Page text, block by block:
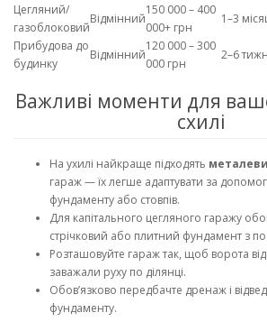
Цегляний/
газоблоковий
Відмінний
150 000 – 400
000+ грн
1–3
Прибудова до
будинку
Відмінний
120 000 – 300
000 грн
2–6
Важливі моменти для
схилі
На ухилі найкраще підходять
гараж — їх легше адаптувати за
фундаменту або стовпів.
Для капітального цегляного гаражу
стрічковий або плитний фундамент з
Розташовуйте гараж так, щоб ворота
заважали руху по ділянці.
Обов’язково передбачте дренаж і
фундаменту.